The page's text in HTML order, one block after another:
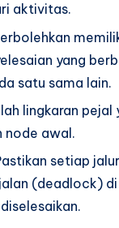
aktivitas.
yang
satu sama lain.
lingkaran
node awal.
setiap
(deadlock)